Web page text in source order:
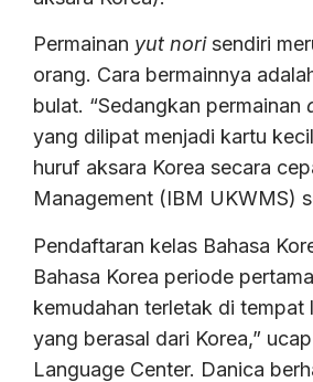
Permainan yut norisendiri
orang. Cara bermainnya
bulat. “Sedangkan permainan
yang dilipat menjadi kartu
huruf aksara Korea secara
Management (IBM UKWMS)
Pendaftaran kelas Bahasa
Bahasa Korea periode
kemudahan terletak di
yang berasal dari Korea,”
Language Center. Danica